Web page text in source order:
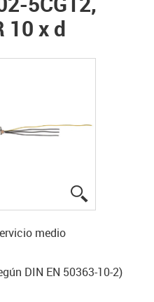
10 x d
medio
DIN EN 50363-10-2)